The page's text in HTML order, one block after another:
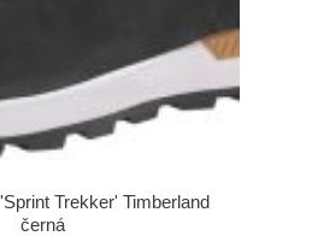
Trekker' Timberland
černá